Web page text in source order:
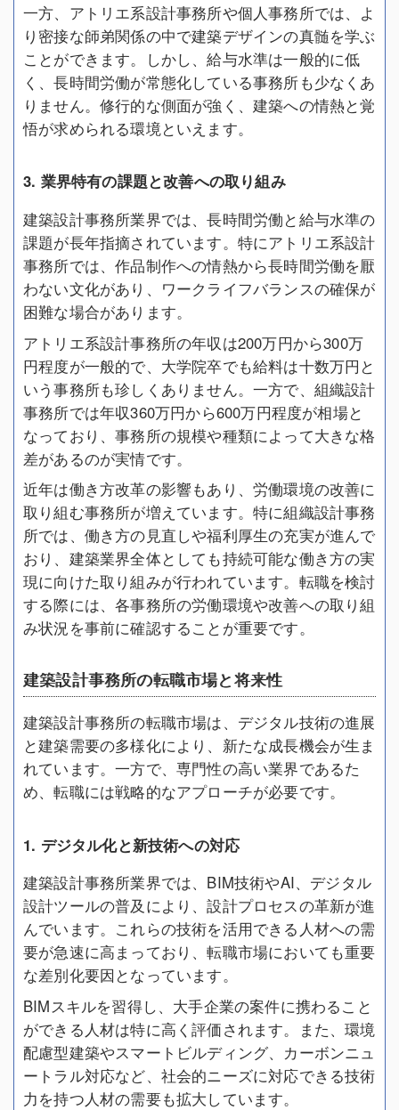
一方、アトリエ系設計事務所や個人事務所では、よ
り密接な師弟関係の中で建築デザインの真髄を学ぶ
ことができます。しかし、給与水準は一般的に低
く、長時間労働が常態化している事務所も少なくあ
りません。修行的な側面が強く、建築への情熱と覚
悟が求められる環境といえます。
3. 業界特有の課題と改善への取り組み
建築設計事務所業界では、長時間労働と給与水準の
課題が長年指摘されています。特にアトリエ系設計
事務所では、作品制作への情熱から長時間労働を厭
わない文化があり、ワークライフバランスの確保が
困難な場合があります。
アトリエ系設計事務所の年収は200万円から300万
円程度が一般的で、大学院卒でも給料は十数万円と
いう事務所も珍しくありません。一方で、組織設計
事務所では年収360万円から600万円程度が相場と
なっており、事務所の規模や種類によって大きな格
差があるのが実情です。
近年は働き方改革の影響もあり、労働環境の改善に
取り組む事務所が増えています。特に組織設計事務
所では、働き方の見直しや福利厚生の充実が進んで
おり、建築業界全体としても持続可能な働き方の実
現に向けた取り組みが行われています。転職を検討
する際には、各事務所の労働環境や改善への取り組
み状況を事前に確認することが重要です。
建築設計事務所の転職市場と将来性
建築設計事務所の転職市場は、デジタル技術の進展
と建築需要の多様化により、新たな成長機会が生ま
れています。一方で、専門性の高い業界であるた
め、転職には戦略的なアプローチが必要です。
1. デジタル化と新技術への対応
建築設計事務所業界では、BIM技術やAI、デジタル
設計ツールの普及により、設計プロセスの革新が進
んでいます。これらの技術を活用できる人材への需
要が急速に高まっており、転職市場においても重要
な差別化要因となっています。
BIMスキルを習得し、大手企業の案件に携わること
ができる人材は特に高く評価されます。また、環境
配慮型建築やスマートビルディング、カーボンニュ
ートラル対応など、社会的ニーズに対応できる技術
力を持つ人材の需要も拡大しています。